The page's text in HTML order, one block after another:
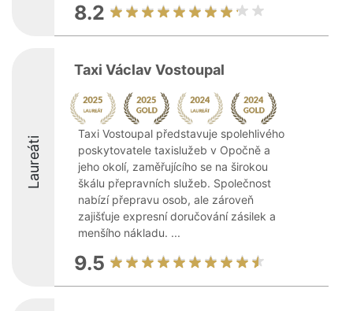
8.2
Laureáti
Taxi Václav Vostoupal
Taxi Vostoupal představuje spolehlivého
poskytovatele taxislužeb v Opočně a
jeho okolí, zaměřujícího se na širokou
škálu přepravních služeb. Společnost
nabízí přepravu osob, ale zároveň
zajišťuje expresní doručování zásilek a
menšího nákladu. ...
9.5